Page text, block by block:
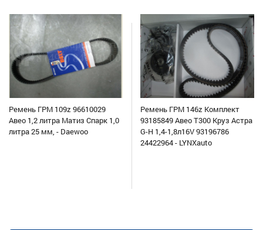
Ремень ГРМ 109z 96610029
Авео 1,2 литра Матиз Спарк 1,0
литра 25 мм, - Daewoo
Ремень ГРМ 146z Комплект
93185849 Авео Т300 Круз Астра
G-H 1,4-1,8л16V 93196786
24422964 - LYNXauto